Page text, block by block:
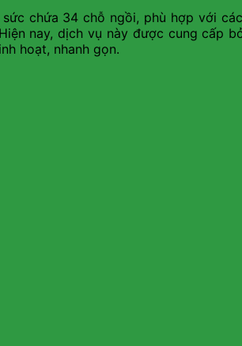
chứa 34 chỗ ngồi, phù hợp với
nay, dịch vụ này được cung cấp
hoạt, nhanh gọn.